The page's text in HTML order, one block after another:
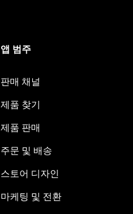
앱 범주
판매 채널
제품 찾기
제품 판매
주문 및 배송
스토어 디자인
마케팅 및 전환